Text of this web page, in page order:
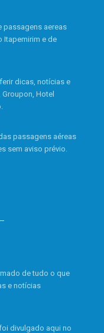
passagens aereas
Itapemirim e de
dicas, notícias e
Hotel
passagens aéreas
sem aviso prévio.
de tudo o que
e notícias
divulgado aqui no